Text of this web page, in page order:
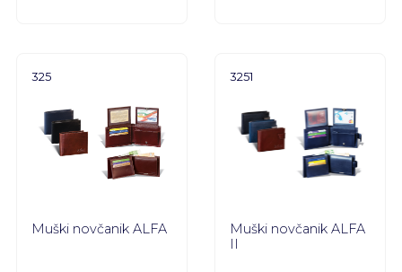
325
Muški novčanik ALFA
3251
Muški novčanik ALFA